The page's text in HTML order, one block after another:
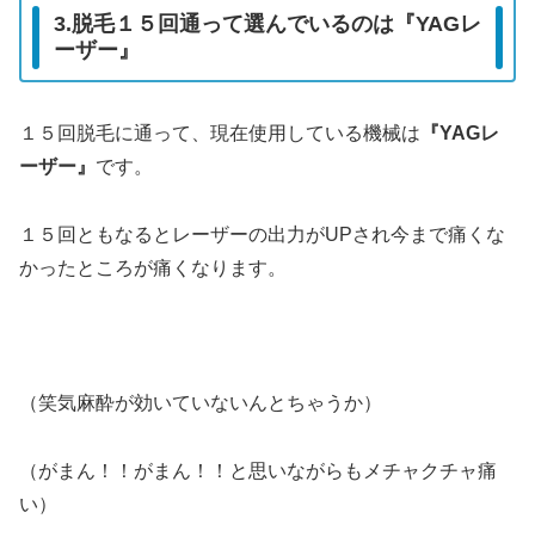
3.脱毛１５回通って選んでいるのは『YAGレ
ーザー』
１５回脱毛に通って、現在使用している機械は 『YAGレ
ーザー』 です。
１５回ともなるとレーザーの出力がUPされ今まで痛くな
かったところが痛くなります。
（笑気麻酔が効いていないんとちゃうか）
（がまん！！がまん！！と思いながらもメチャクチャ痛
い）